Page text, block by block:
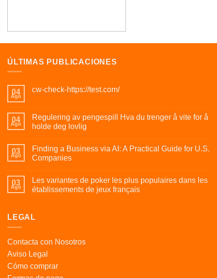
ÚLTIMAS PUBLICACIONES
04
Ago
cw-check-https://test.com/
04
Ago
Regulering av pengespill Hva du trenger å vite for å
holde deg lovlig
03
Ago
Finding a Business via AI: A Practical Guide for U.S.
Companies
03
Ago
Les variantes de poker les plus populaires dans les
établissements de jeux français
LEGAL
Contacta con Nosotros
Aviso Legal
Cómo comprar